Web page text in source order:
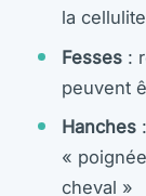
la
Fesses :
peuvent
Hanches
«
cheval »